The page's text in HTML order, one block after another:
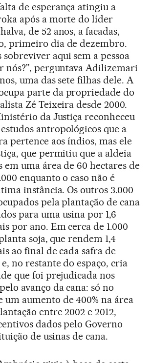
de esperança atingiu a
após a morte do líder
de 52 anos, a facadas,
primeiro dia de dezembro.
sobreviver aqui sem a pessoa
nós?”, perguntava Adilizemari
uma das sete filhas dele. A
parte da propriedade do
Zé Teixeira desde 2000.
da Justiça reconheceu
antropológicos que a
pertence aos índios, mas ele
que permitiu que a aldeia
em uma área de 60 hectares de
enquanto o caso não é
instância. Os outros 3.000
pela plantação de cana
para uma usina por 1,6
por ano. Em cerca de 1.000
soja, que rendem 1,4
ao final de cada safra de
no restante do espaço, cria
que foi prejudicada nos
avanço da cana: só no
um aumento de 400% na área
entre 2002 e 2012,
dados pelo Governo
de usinas de cana.